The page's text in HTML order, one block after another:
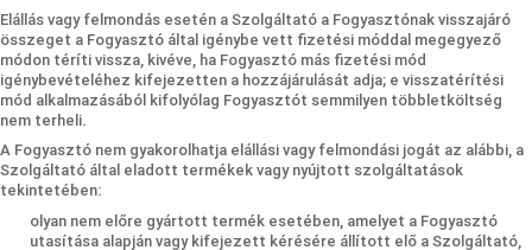
Elállás vagy felmondás esetén a Szolgáltató a Fogyasztónak visszajáró
összeget a Fogyasztó által igénybe vett fizetési móddal megegyező
módon téríti vissza, kivéve, ha Fogyasztó más fizetési mód
igénybevételéhez kifejezetten a hozzájárulását adja; e visszatérítési
mód alkalmazásából kifolyólag Fogyasztót semmilyen többletköltség
nem terheli.
A Fogyasztó nem gyakorolhatja elállási vagy felmondási jogát az alábbi, a
Szolgáltató által eladott termékek vagy nyújtott szolgáltatások
tekintetében:
olyan nem előre gyártott termék esetében, amelyet a Fogyasztó
utasítása alapján vagy kifejezett kérésére állított elő a Szolgáltató,